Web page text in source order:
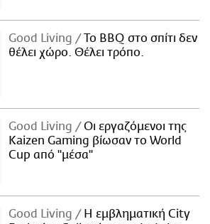
Good Living
Το BBQ στο σπίτι δεν
θέλει χώρο. Θέλει τρόπο.
Good Living
Οι εργαζόμενοι της
Kaizen Gaming βίωσαν το World
Cup από "μέσα"
Good Living
Η εμβληματική City